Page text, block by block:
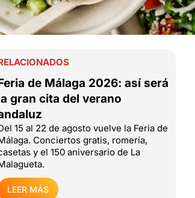
de Málaga 2026: así será
gran cita del verano
15 al 22 de agosto vuelve la Feria de
Conciertos gratis, romería,
y el 150 aniversario de La
LEER MÁS